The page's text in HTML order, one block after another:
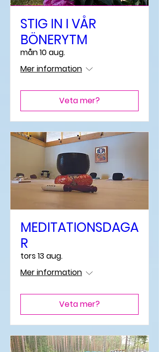
STIG IN I VÅR
BÖNERYTM
mån 10 aug.
Mer information
Veta mer?
MEDITATIONSDAGA
R
tors 13 aug.
Mer information
Veta mer?